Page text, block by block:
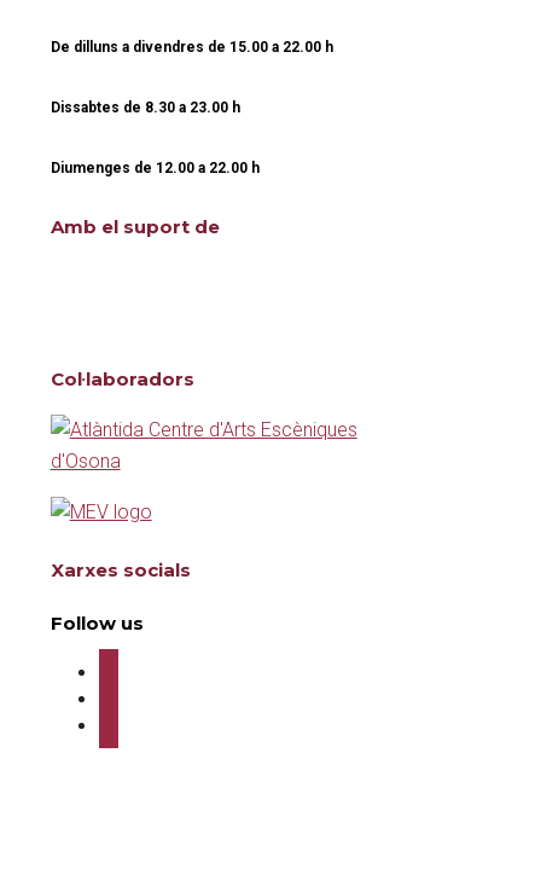
De dilluns a divendres de 15.00 a 22.00 h
Dissabtes de 8.30 a 23.00 h
Diumenges de 12.00a 22.00 h
Amb el suport de
Col·laboradors
Xarxes socials
Follow us